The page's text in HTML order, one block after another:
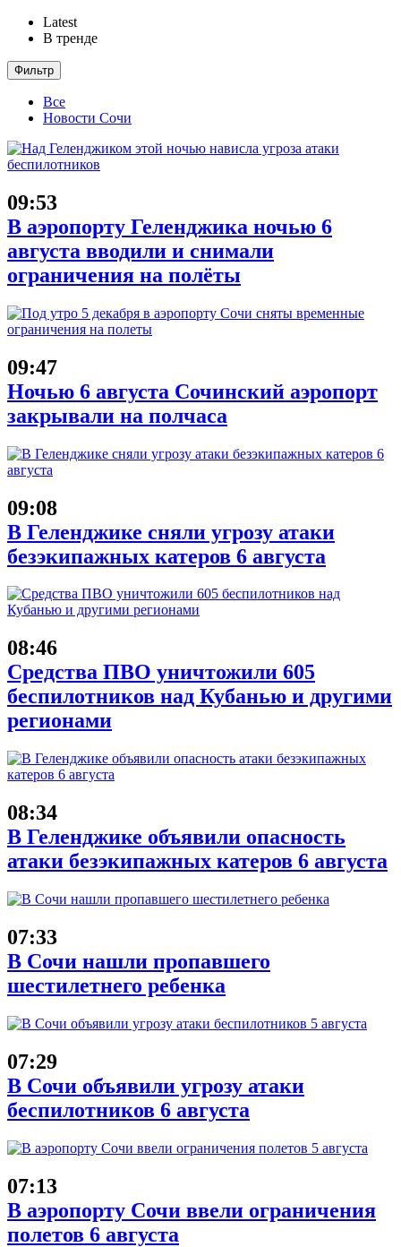
Latest
В тренде
Фильтр
Все
Новости Сочи
09:53
В аэропорту Геленджика ночью 6
августа вводили и снимали
ограничения на полёты
09:47
Ночью 6 августа Сочинский аэропорт
закрывали на полчаса
09:08
В Геленджике сняли угрозу атаки
безэкипажных катеров 6 августа
08:46
Средства ПВО уничтожили 605
беспилотников над Кубанью и другими
регионами
08:34
В Геленджике объявили опасность
атаки безэкипажных катеров 6 августа
07:33
В Сочи нашли пропавшего
шестилетнего ребенка
07:29
В Сочи объявили угрозу атаки
беспилотников 6 августа
07:13
В аэропорту Сочи ввели ограничения
полетов 6 августа